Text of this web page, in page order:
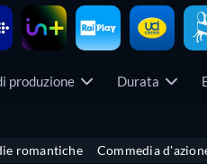
i film in uscitacon la nostra
produzione Durata
romantiche Commedia